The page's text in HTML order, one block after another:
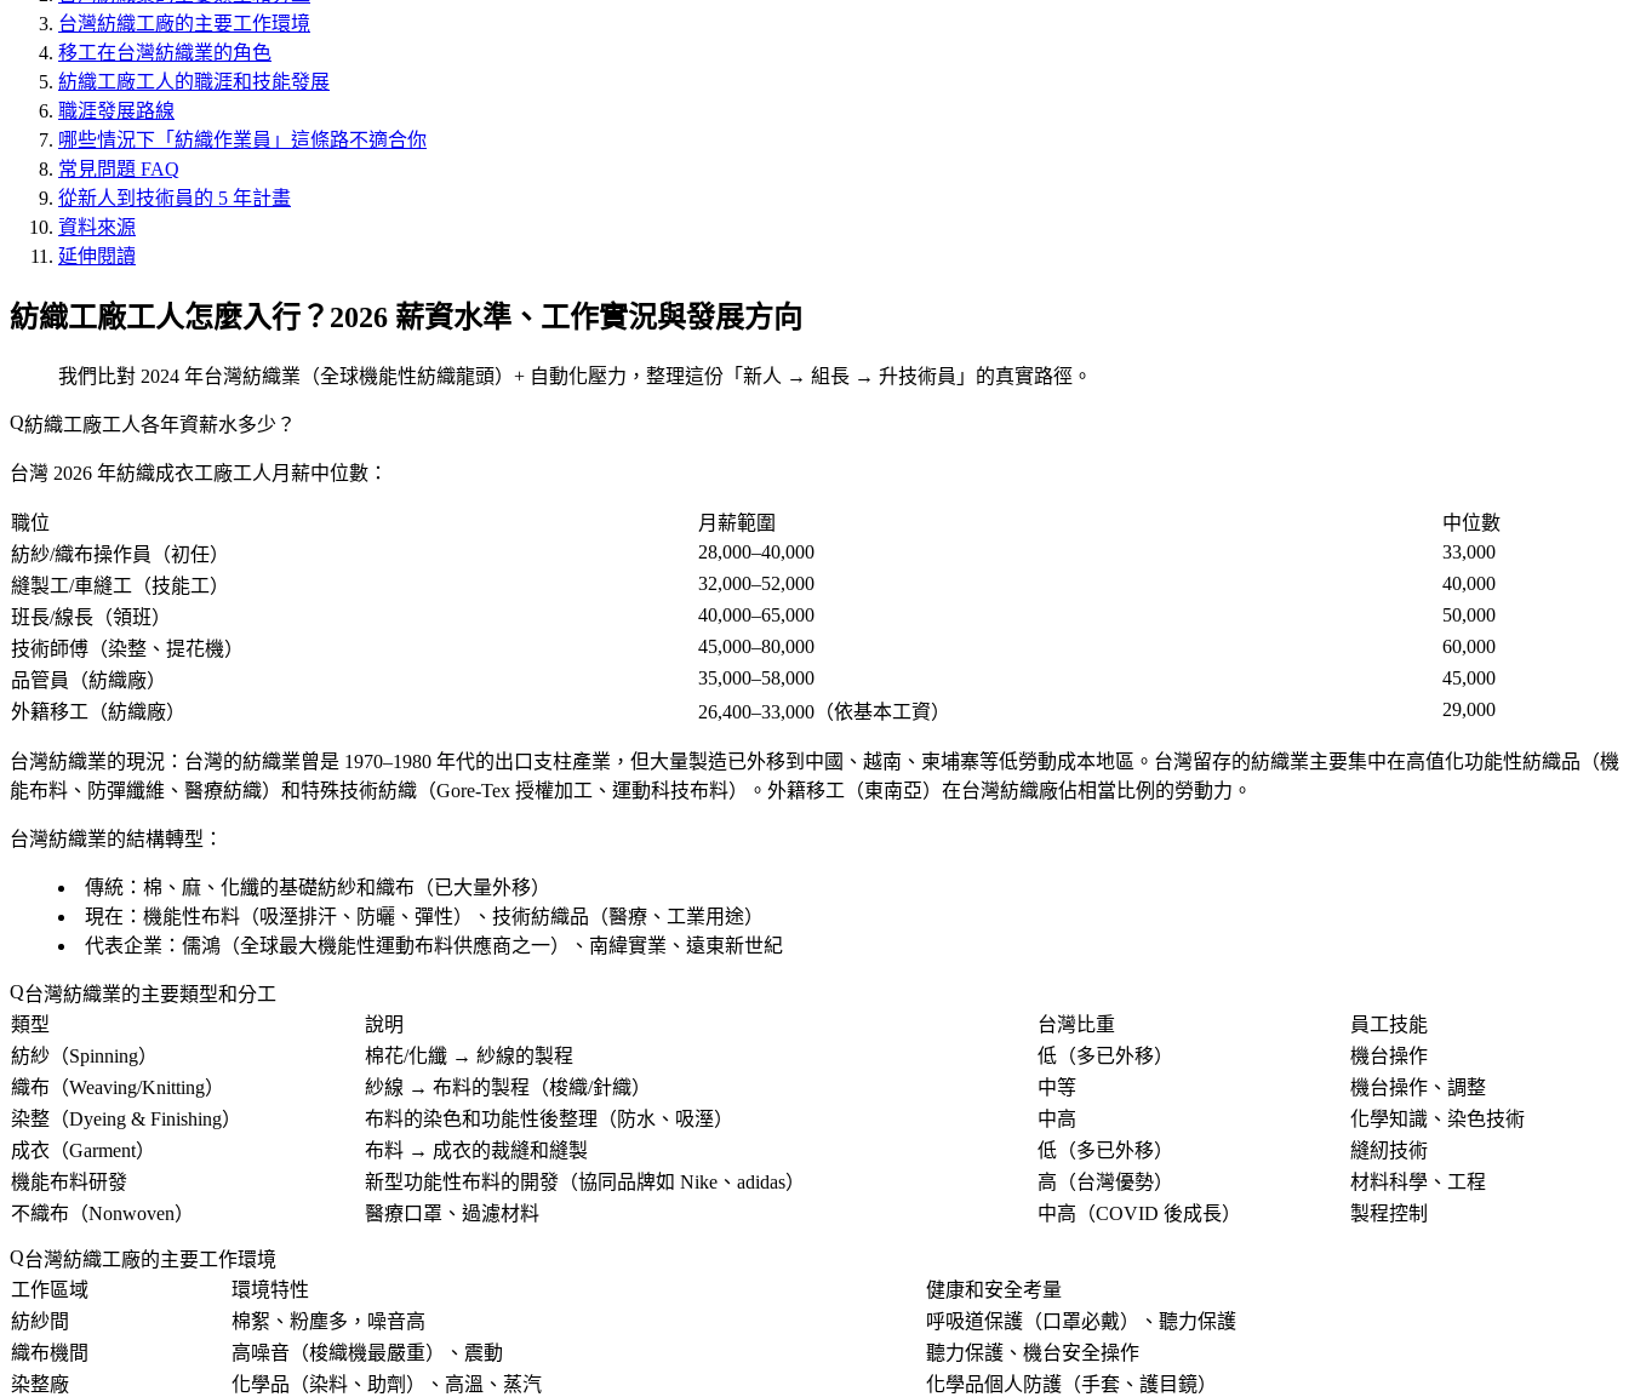
台灣紡織工廠的主要工作環境
移工在台灣紡織業的角色
紡織工廠工人的職涯和技能發展
職涯發展路線
哪些情況下「紡織作業員」這條路不適合你
常見問題 FAQ
從新人到技術員的 5 年計畫
資料來源
延伸閱讀
紡織工廠工人怎麼入行？2026 薪資水準、工作實況與發展方向
我們比對 2024 年台灣紡織業（全球機能性紡織龍頭）+ 自動化壓力，整理這份「新人 → 組長 → 升技術員」的真實路徑。
紡織工廠工人各年資薪水多少？
台灣 2026 年紡織成衣工廠工人月薪中位數：
職位 月薪範圍
中位數
紡紗/織布操作員（初任）
28,000–40,000
33,000
縫製工/車縫工（技能工）
32,000–52,000
40,000
班長/線長（領班）
40,000–65,000
50,000
技術師傅（染整、提花機）
45,000–80,000
60,000
品管員（紡織廠）
35,000–58,000
45,000
外籍移工（紡織廠）
26,400–33,000（依基本工資） 29,000
台灣紡織業的現況 ：台灣的紡織業曾是 1970–1980 年代的出口支柱產業，但大量製造已外移到中國、越南、柬埔寨等低勞動成本地區。台灣留存的紡織業主要集中在高值化功能性紡織品 （機
能布料、防彈纖維、醫療紡織）和特殊技術紡織 （Gore-Tex 授權加工、運動科技布料）。外籍移工（東南亞）在台灣紡織廠佔相當比例的勞動力。
台灣紡織業的結構轉型 ：
傳統：棉、麻、化纖的基礎紡紗和織布（已大量外移）
現在：機能性布料（吸溼排汗、防曬、彈性）、技術紡織品（醫療、工業用途）
代表企業：儒鴻（全球最大機能性運動布料供應商之一）、南緯實業、遠東新世紀
台灣紡織業的主要類型和分工
類型
說明 台灣比重
員工技能
紡紗（Spinning）
棉花/化纖 → 紗線的製程 低（多已外移）
機台操作
織布（Weaving/Knitting）
紗線 → 布料的製程（梭織/針織） 中等
機台操作、調整
染整（Dyeing & Finishing）
布料的染色和功能性後整理（防水、吸溼） 中高
化學知識、染色技術
成衣（Garment）
布料 → 成衣的裁縫和縫製 低（多已外移）
縫紉技術
機能布料研發
新型功能性布料的開發（協同品牌如 Nike、adidas） 高（台灣優勢）
材料科學、工程
不織布（Nonwoven）
醫療口罩、過濾材料 中高（COVID 後成長） 製程控制
台灣紡織工廠的主要工作環境
工作區域
環境特性
健康和安全考量
紡紗間
棉絮、粉塵多，噪音高
呼吸道保護（口罩必戴）、聽力保護
織布機間
高噪音（梭織機最嚴重）、震動
聽力保護、機台安全操作
染整廠
化學品（染料、助劑）、高溫、蒸汽
化學品個人防護（手套、護目鏡）